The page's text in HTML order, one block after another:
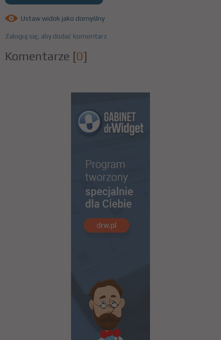
Ustaw widok jako domyślny
Zaloguj się, aby dodać komentarz
Komentarze [0]